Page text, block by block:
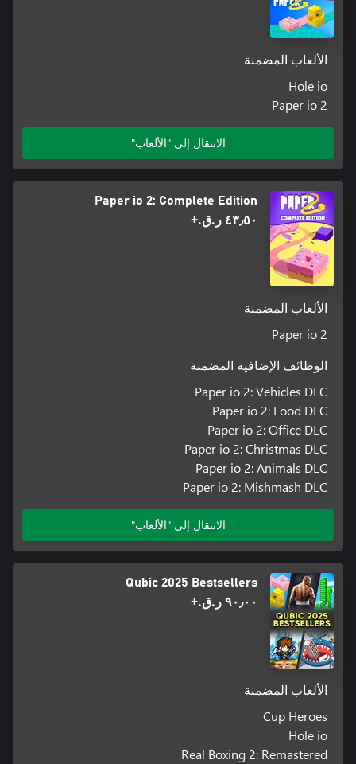
الألعاب المضمنة
Hole io
Paper io 2
الانتقال إلى "الألعاب"
Paper io 2: Complete Edition
٤٣٫٥٠ ر.ق.‏+
الألعاب المضمنة
Paper io 2
الوظائف الإضافية المضمنة
Paper io 2: Vehicles DLC
Paper io 2: Food DLC
Paper io 2: Office DLC
Paper io 2: Christmas DLC
Paper io 2: Animals DLC
Paper io 2: Mishmash DLC
الانتقال إلى "الألعاب"
Qubic 2025 Bestsellers
٩٠٫٠٠ ر.ق.‏+
الألعاب المضمنة
Cup Heroes
Hole io
Real Boxing 2: Remastered